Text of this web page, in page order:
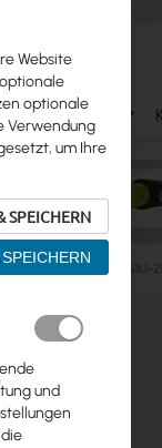
Antennas
RouterBOARD
Ende
Bildgalerie
springen
Website
optionale
Verwendung
um Ihre
SPEICHERN
und